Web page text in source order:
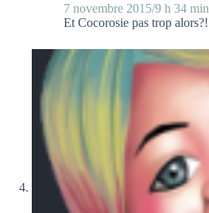
7 novembre 2015/9 h 34 min
Et Cocorosie pas trop alors?!